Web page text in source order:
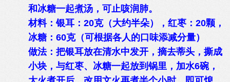
和冰糖一起煮汤，可止咳润肺。
材料：银耳：20克（大约半朵），红枣：20颗，
冰糖：60克（可根据各人的口味添减分量）
做法：把银耳放在清水中发开，摘去蒂头，撕成
小块，与红枣、冰糖一起放到锅里，加水6碗，